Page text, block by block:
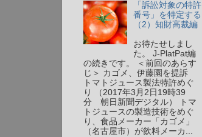
「訴訟対象の特許
番号」を特定する
（2）知財高裁編
お待たせしまし
た。 J-PlatPat編
の続きです。 ＜前回のあらす
じ＞ カゴメ、伊藤園を提訴
トマトジュース製法特許めぐ
り （2017年3月2日19時39
分 朝日新聞デジタル） トマ
トジュースの製造技術をめぐ
り、食品メーカー「カゴメ」
（名古屋市）が飲料メーカ...